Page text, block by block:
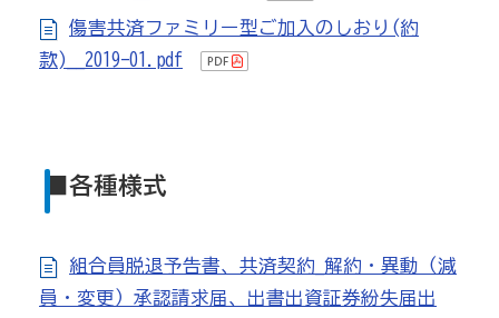
傷害共済ファミリー型ご加入のしおり(約
款)__2019-01.pdf
■各種様式
組合員脱退予告書、共済契約_解約・異動（減
員・変更）承認請求届、出書出資証券紛失届出